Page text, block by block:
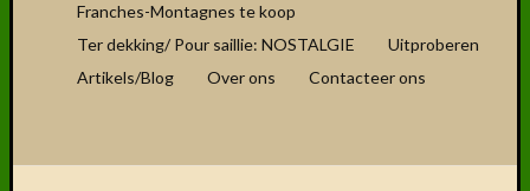
Franches-Montagnes te koop
Ter dekking/ Pour saillie: NOSTALGIE
Uitproberen
Artikels/Blog
Over ons Contacteer ons